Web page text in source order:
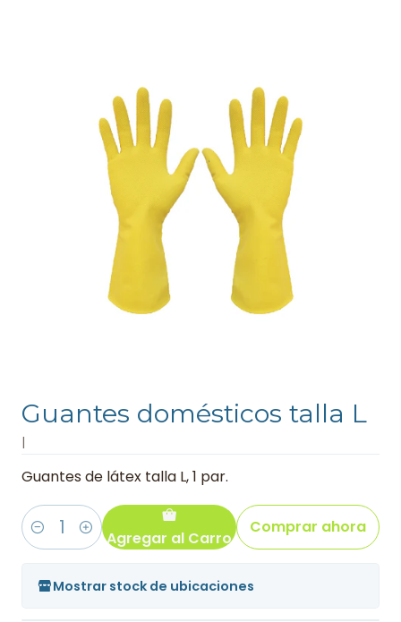
Guantes domésticos talla L
|
Guantes de látex talla L, 1 par.
Cantidad Agregar al Carro
Comprar ahora
Mostrar stock de ubicaciones